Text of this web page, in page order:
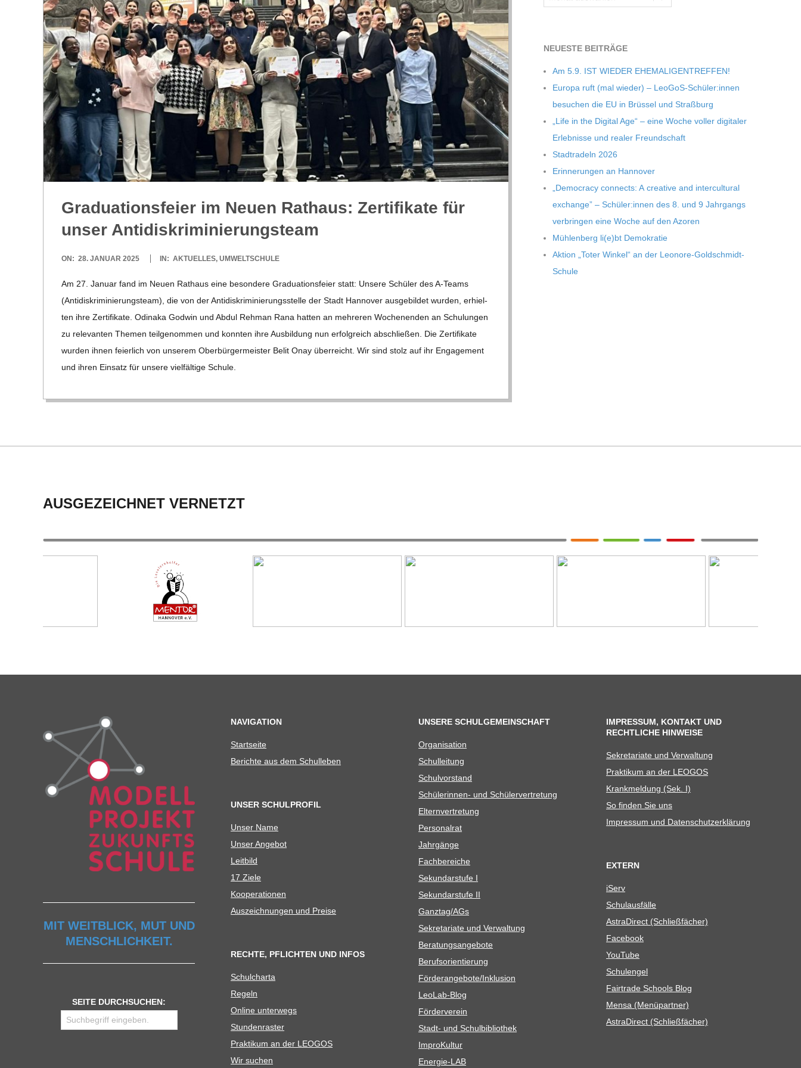
R
E
-
G
O
L
D
S
C
H
M
T
S
C
E
Gra­dua­ti­ons­feier im Neuen Rat­haus: Zer­ti­fi­kate für
unser Antidiskriminierungsteam
2025-
ON: 28. JANUAR 2025 IN: AKTUELLES, UMWELTSCHULE
Am 27. Januar fand im Neuen Rat­haus eine beson­dere Gra­dua­ti­ons­feier statt: Unsere Schü­ler des A‑Teams
(Anti­dis­kri­mi­nie­rungs­team), die von der Anti­dis­kri­mi­nie­rungs­stelle der Stadt Han­no­ver aus­ge­bil­det wur­den, erhiel­
ten ihre Zer­ti­fi­kate. Odi­naka God­win und Abdul Reh­man Rana hat­ten an meh­re­ren Wochen­en­den an Schu­lun­gen
zu rele­van­ten The­men teil­ge­nom­men und konn­ten ihre Aus­bil­dung nun erfolg­reich abschlie­ßen. Die Zer­ti­fi­kate
wur­den ihnen fei­er­lich von unse­rem Ober­bür­ger­meis­ter Belit Onay über­reicht. Wir sind stolz auf ihr Enga­ge­ment
und ihren Ein­satz für unsere viel­fäl­tige Schule.
NEU­ESTE BEITRÄGE
Am 5.9. IST WIEDER EHEMALIGENTREFFEN!
Europa ruft (mal wie­der) – LeoGoS-Schüler:innen
besu­chen die EU in Brüs­sel und Straßburg
„Life in the Digi­tal Age“ – eine Woche vol­ler digi­ta­ler
Erleb­nisse und rea­ler Freundschaft
Stadt­ra­deln 2026
Erin­ne­run­gen an Hannover
„Demo­cracy con­nects: A crea­tive and inter­cul­tu­ral
exch­ange” – Schüler:innen des 8. und 9 Jahr­gangs
ver­brin­gen eine Woche auf den Azoren
Müh­len­berg li(e)bt Demokratie
Aktion „Toter Win­kel“ an der Leonore-Goldschmidt-
Schule
AUSGEZEICHNET VERNETZT
MIT WEITBLICK, MUT UND
MENSCHLICHKEIT.
SEITE DURCHSUCHEN:
NAVIGATION
Start­seite
Berichte aus dem Schulleben
UNSER SCHULPROFIL
Unser Name
Unser Ange­bot
Leit­bild
17 Ziele
Koope­ra­tio­nen
Aus­zeich­nun­gen und Preise
RECHTE, PFLICHTEN UND INFOS
Schul­charta
Regeln
Online unter­wegs
Stun­den­ras­ter
Prak­ti­kum an der LEOGOS
Wir suchen
UNSERE SCHULGEMEINSCHAFT
Orga­ni­sa­tion
Schul­lei­tung
Schul­vor­stand
Schü­le­rin­nen- und Schülervertretung
Eltern­ver­tre­tung
Per­so­nal­rat
Jahr­gänge
Fach­be­rei­che
Sekun­dar­stufe I
Sekun­dar­stufe II
Ganztag/​​AGs
Sekre­ta­riate und Verwaltung
Bera­tungs­an­ge­bote
Berufs­ori­en­tie­rung
Förderangebote/​​Inklusion
Leo­Lab-Blog
För­der­ver­ein
Stadt- und Schulbibliothek
Impro­Kul­tur
Ener­­gie-LAB
IMPRESSUM, KONTAKT UND
RECHTLICHE HINWEISE
Sekre­ta­riate und Verwaltung
Prak­ti­kum an der LEOGOS
Krank­mel­dung (Sek. I)
So fin­den Sie uns
Impres­sum und Datenschutzerklärung
EXTERN
iServ
Schul­aus­fälle
Astra­Di­rect (Schließ­fä­cher)
Face­book
You­Tube
Schul­en­gel
Fair­trade Schools Blog
Mensa (Menü­part­ner)
Astra­Di­rect (Schließ­fä­cher)